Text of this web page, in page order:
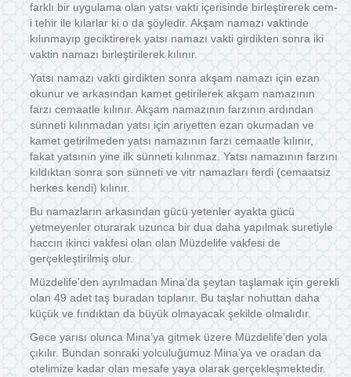
farklı bir uygulama olan yatsı vakti içerisinde birleştirerek cem-
i tehir ile kılarlar ki o da şöyledir. Akşam namazı vaktinde
kılınmayıp geciktirerek yatsı namazı vakti girdikten sonra iki
vaktin namazı birleştirilerek kılınır.
Yatsı namazı vakti girdikten sonra akşam namazı için ezan
okunur ve arkasından kamet getirilerek akşam namazının
farzı cemaatle kılınır. Akşam namazının farzının ardından
sünneti kılınmadan yatsı için ariyetten ezan okumadan ve
kamet getirilmeden yatsı namazının farzı cemaatle kılınır,
fakat yatsının yine ilk sünneti kılınmaz. Yatsı namazının farzını
kıldıktan sonra son sünneti ve vitr namazları ferdi (cemaatsiz
herkes kendi) kılınır.
Bu namazların arkasından gücü yetenler ayakta gücü
yetmeyenler oturarak uzunca bir dua daha yapılmak suretiyle
haccın ikinci vakfesi olan olan Müzdelife vakfesi de
gerçekleştirilmiş olur.
Müzdelife’den ayrılmadan Mina’da şeytan taşlamak için gerekli
olan 49 adet taş buradan toplanır. Bu taşlar nohuttan daha
küçük ve fındıktan da büyük olmayacak şekilde olmalıdır.
Gece yarısı olunca Mina’ya gitmek üzere Müzdelife’den yola
çıkılır. Bundan sonraki yolculuğumuz Mina’ya ve oradan da
otelimize kadar olan mesafe yaya olarak gerçekleşmektedir.